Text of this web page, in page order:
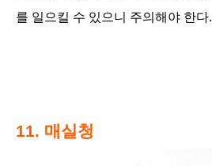
를 일으킬 수 있으니 주의해야 한다.
11. 매실청